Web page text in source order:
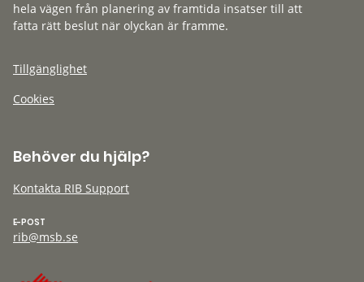
hela vägen från planering av framtida insatser till att
fatta rätt beslut när olyckan är framme.
Tillgänglighet
Cookies
Behöver du hjälp?
Kontakta RIB Support
E-POST
rib@msb.se